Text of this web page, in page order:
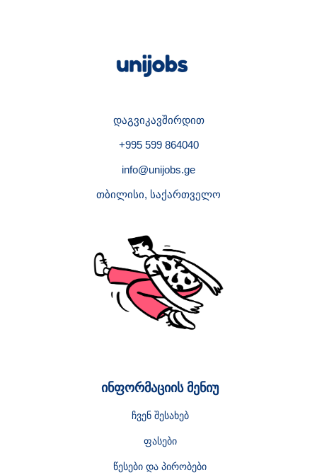
დაგვიკავშირდით
+995 599 864040
info@unijobs.ge
თბილისი, საქართველო
ინფორმაციის მენიუ
ჩვენ შესახებ
ფასები
წესები და პირობები